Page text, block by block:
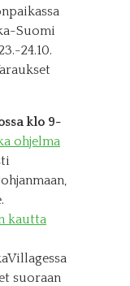
Suomi
24.10.
klo 9-
ohjelma
kautta
suoraan